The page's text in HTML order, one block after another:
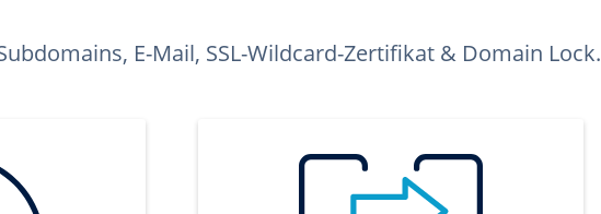
E-Mail, SSL-Wildcard-Zertifikat & Domain Lock.